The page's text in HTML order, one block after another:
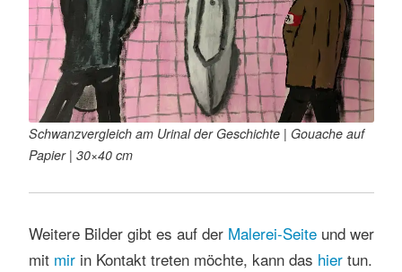
Schwanzvergleich am Urinal der Geschichte | Gouache auf
Papier | 30×40 cm
Weitere Bilder gibt es auf der Malerei-Seite und wer
mit mirin Kontakt treten möchte, kann das hiertun.